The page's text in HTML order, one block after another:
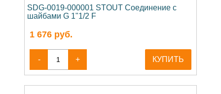
SDG-0019-000001 STOUT Соединение с
шайбами G 1"1/2 F
1 676 руб.
- + КУПИТЬ